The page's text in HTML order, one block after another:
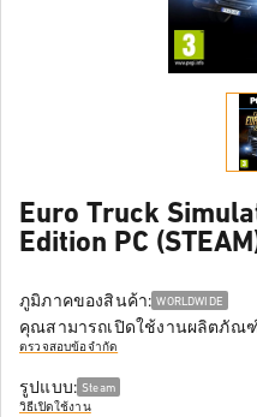
Euro Truck
Edition PC
ภูมิภาคของสินค้า: WORLDWIDE
คุณสามารถเปิดใช้งานผลิตภัณ
ตรวจสอบข้อจำกัด
รูปแบบ: Steam
วิธีเปิดใช้งาน